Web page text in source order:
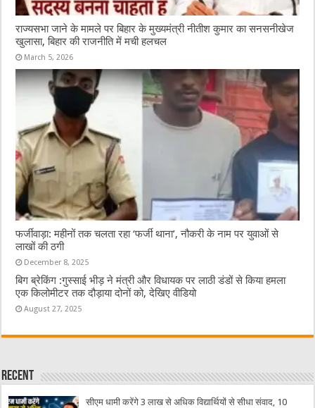
राज्यसभा जाने के मामले पर बिहार के मुख्यमंत्री नीतीश कुमार का सनसनीखेज
खुलासा, बिहार की राजनीति में मची हलचल
March 5, 2026
फर्जीवाड़ा: महीनों तक चलता रहा ‘फर्जी थाना’, नौकरी के नाम पर युवाओं से
लाखों की ठगी
December 8, 2025
बिग ब्रेकिंग :गुस्साई भीड़ ने मंत्री और विधायक पर लाठी डंडों से किया हमला
एक किलोमीटर तक दौड़ाया दोनों को, देखिए वीडियो
August 27, 2025
Recent
सीएम धामी करेंगे 3 लाख से अधिक विद्यार्थियों से सीधा संवाद, 10